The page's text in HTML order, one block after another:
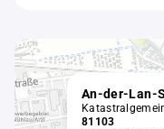
An-der-Lan-
81103